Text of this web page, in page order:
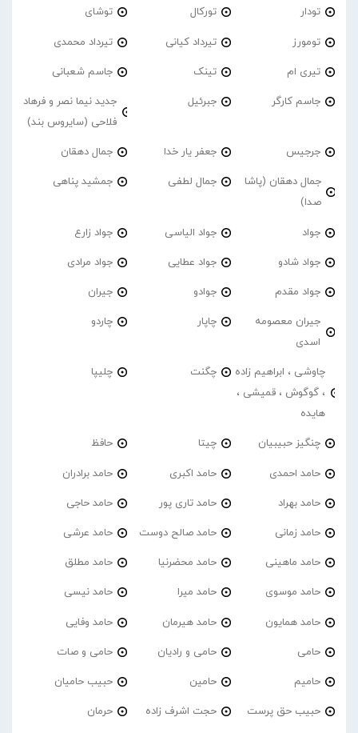
تودار تورکال توشای
تومورز تیرداد کیانی تیرداد محمدی
تیری ام تینک جاسم شعبانی
جاسم کارگر جبرئیل
جدید نیما نصر و فرهاد
فلاحی (سایروس بند)
جرجیس جعفر یار خدا جمال دهقان
جمال دهقان (پاشا
صدا)
جمال لطفی جمشید پناهی
جواد جواد الیاسی جواد زارع
جواد شادو جواد عطایی جواد مرادی
جواد مقدم جوادو جیران
جیران معصومه
اسدی
چاپار چاردو
چاوشی ، ابراهیم زاده
، گوگوش ، قمیشی ،
هایده
چگنت چلیپا
چنگیز حبیبیان چیتا حافظ
حامد احمدی حامد اکبری حامد برادران
حامد بهراد حامد تاری پور حامد حاجی
حامد زمانی حامد صالح دوست حامد عرشی
حامد ماهینی حامد محضرنیا حامد مطلق
حامد موسوی حامد میرا حامد نیسی
حامد همایون حامد هیرمان حامد وفایی
حامی حامی و رادیان حامی و صات
حامیم حامین حبیب حامیان
حبیب حق پرست حجت اشرف زاده حرمان